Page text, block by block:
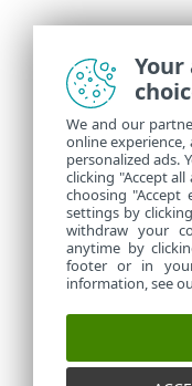
Your
We and our
online
personalized ads.
clicking "Accept
choosing "Accept
settings by
withdraw your
anytime by
footer or in
information, see